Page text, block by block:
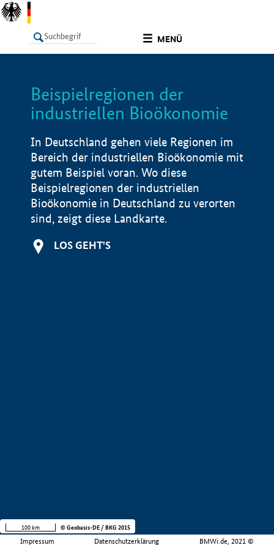
MENÜ
LISTE
Beispielregionen der
industriellen Bioökonomie
In Deutschland gehen viele Regionen im
Bereich der industriellen Bioökonomie mit
gutem Beispiel voran. Wo diese
Beispielregionen der industriellen
Bioökonomie in Deutschland zu verorten
sind, zeigt diese Landkarte.
LOS GEHT'S
Impressum Datenschutzerklärung BMWi.de, 2021 ©
100 km © Geobasis-DE / BKG 2015